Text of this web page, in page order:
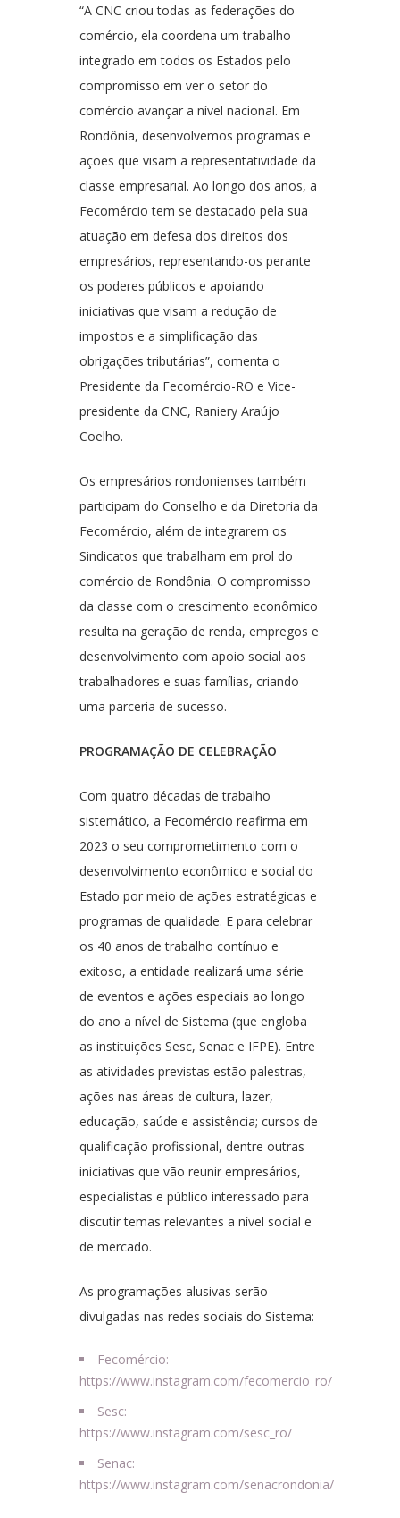
“A CNC criou todas as federações do
comércio, ela coordena um trabalho
integrado em todos os Estados pelo
compromisso em ver o setor do
comércio avançar a nível nacional. Em
Rondônia, desenvolvemos programas e
ações que visam a representatividade da
classe empresarial. Ao longo dos anos, a
Fecomércio tem se destacado pela sua
atuação em defesa dos direitos dos
empresários, representando-os perante
os poderes públicos e apoiando
iniciativas que visam a redução de
impostos e a simplificação das
obrigações tributárias”, comenta o
Presidente da Fecomércio-RO e Vice-
presidente da CNC, Raniery Araújo
Coelho.
Os empresários rondonienses também
participam do Conselho e da Diretoria da
Fecomércio, além de integrarem os
Sindicatos que trabalham em prol do
comércio de Rondônia. O compromisso
da classe com o crescimento econômico
resulta na geração de renda, empregos e
desenvolvimento com apoio social aos
trabalhadores e suas famílias, criando
uma parceria de sucesso.
PROGRAMAÇÃO DE CELEBRAÇÃO
Com quatro décadas de trabalho
sistemático, a Fecomércio reafirma em
2023 o seu comprometimento com o
desenvolvimento econômico e social do
Estado por meio de ações estratégicas e
programas de qualidade. E para celebrar
os 40 anos de trabalho contínuo e
exitoso, a entidade realizará uma série
de eventos e ações especiais ao longo
do ano a nível de Sistema (que engloba
as instituições Sesc, Senac e IFPE). Entre
as atividades previstas estão palestras,
ações nas áreas de cultura, lazer,
educação, saúde e assistência; cursos de
qualificação profissional, dentre outras
iniciativas que vão reunir empresários,
especialistas e público interessado para
discutir temas relevantes a nível social e
de mercado.
As programações alusivas serão
divulgadas nas redes sociais do Sistema:
Fecomércio:
https://www.instagram.com/fecomercio_ro/
Sesc:
https://www.instagram.com/sesc_ro/
Senac:
https://www.instagram.com/senacrondonia/